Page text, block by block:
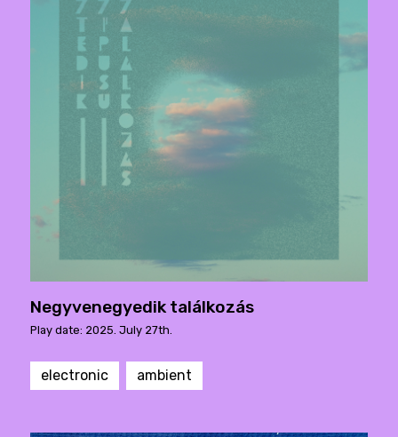
Negyvenegyedik találkozás
Play date: 2025. July 27th.
electronic ambient